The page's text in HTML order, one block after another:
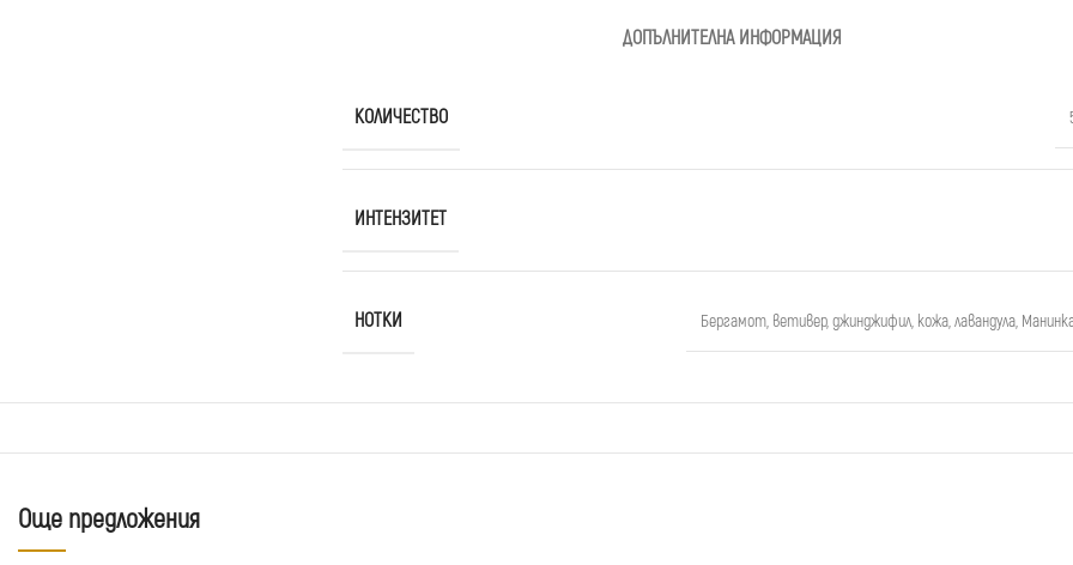
ДОПЪЛНИТЕЛНА ИНФОРМАЦИЯ
КОЛИЧЕСТВО
ИНТЕНЗИТЕТ
НОТКИ Бергамот, ветивер,джинджифил, кожа,лавандула,
Още предложения